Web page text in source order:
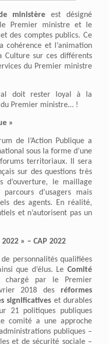
eministère est désigné
Premier ministre et le
des comptes publics. Ce
cohérence et l’animation
Culture sur ces différents
du Premier ministre
doit rester loyal à la
Premier ministre… !
»
de l’Action Publique a
sous la forme d’une
territoriaux. Il sera
sur des questions très
d’ouverture, le maillage
d’usagers mais
des agents. En réalité,
et n’autorisent pas un
» – CAP 2022
de personnalités qualifiées
que d’élus. Le Comité
par le Premier
2018 des réformes
significatives et durables
21 politiques publiques
comité a une approche
publiques –
et de sécurité sociale –